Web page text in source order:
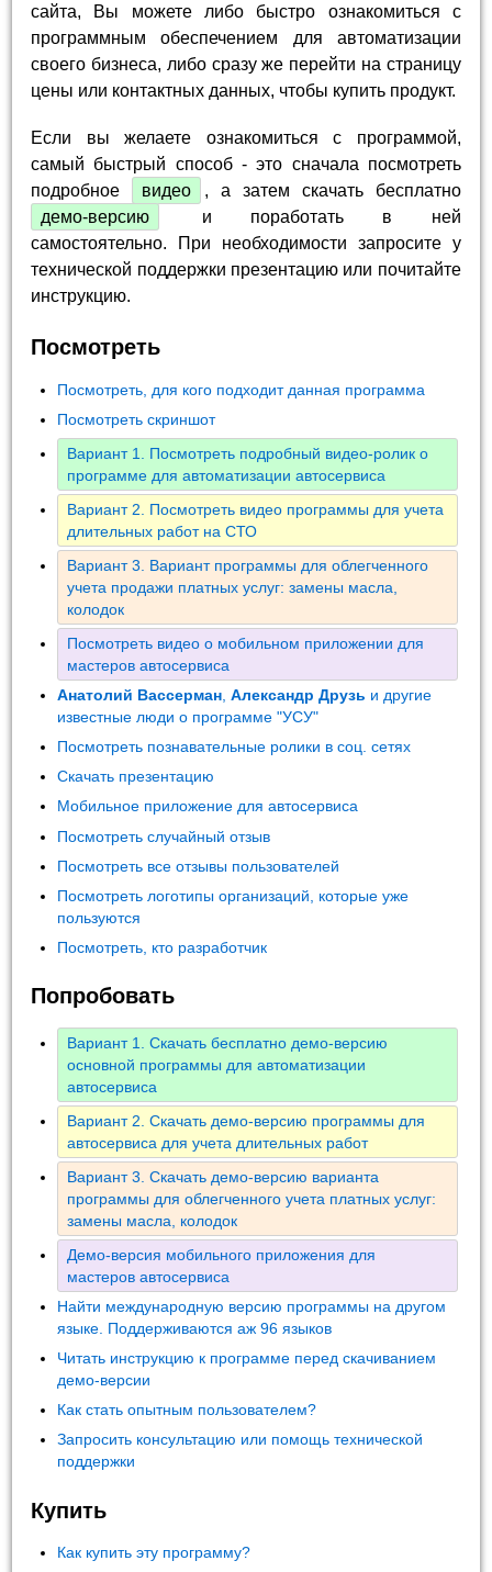
сайта, Вы можете либо быстро ознакомиться с
программным обеспечением для автоматизации
своего бизнеса, либо сразу же перейти на страницу
цены или контактных данных, чтобы купить продукт.
Если вы желаете ознакомиться с программой,
самый быстрый способ - это сначала посмотреть
подробное
видео
, а затем скачать бесплатно
демо-версию
и поработать в ней
самостоятельно. При необходимости запросите у
технической поддержки презентацию или почитайте
инструкцию.
Посмотреть
Посмотреть, для кого подходит данная программа
Посмотреть скриншот
Вариант 1. Посмотреть подробный видео-ролик о
программе для автоматизации автосервиса
Вариант 2. Посмотреть видео программы для учета
длительных работ на СТО
Вариант 3. Вариант программы для облегченного
учета продажи платных услуг: замены масла,
колодок
Посмотреть видео о мобильном приложении для
мастеров автосервиса
Анатолий Вассерман ,Александр Друзь и другие
известные люди о программе "УСУ"
Посмотреть познавательные ролики в соц. сетях
Скачать презентацию
Мобильное приложение для автосервиса
Посмотреть случайный отзыв
Посмотреть все отзывы пользователей
Посмотреть логотипы организаций, которые уже
пользуются
Посмотреть, кто разработчик
Попробовать
Вариант 1. Скачать бесплатно демо-версию
основной программы для автоматизации
автосервиса
Вариант 2. Скачать демо-версию программы для
автосервиса для учета длительных работ
Вариант 3. Скачать демо-версию варианта
программы для облегченного учета платных услуг:
замены масла, колодок
Демо-версия мобильного приложения для
мастеров автосервиса
Найти международную версию программы на другом
языке. Поддерживаются аж 96 языков
Читать инструкцию к программе перед скачиванием
демо-версии
Как стать опытным пользователем?
Запросить консультацию или помощь технической
поддержки
Купить
Как купить эту программу?